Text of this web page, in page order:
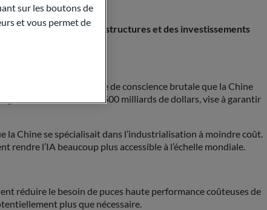
nécessitera des infrastructures et des investissements
spoutnik», d’une prise de conscience brutale que la Chine
», une initiative de 500 milliards de dollars, vise à garantir
la Chine se spécialisait dans l’industrialisation à moindre coût.
rendre l’IA beaucoup plus accessible à l’échelle mondiale.
réduire le besoin de puces haute performance coûteuses de
plus que nécessaire.
sur les boutons de
et vous permet de